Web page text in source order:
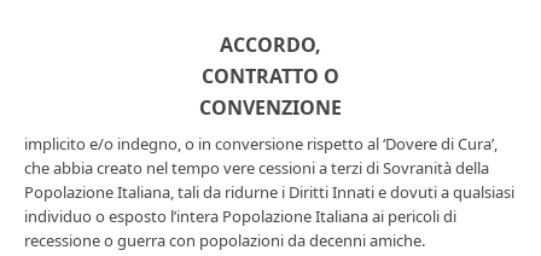
ACCORDO,
CONTRATTO O
CONVENZIONE
implicito e/o indegno,o in conversione rispetto al ‘Dovere di Cura’,
che abbia creato nel tempo vere cessioni a terzi diSovranità della
Popolazione Italiana, tali da ridurne i Diritti Innati e dovuti a qualsiasi
individuo o esposto l’intera Popolazione Italiana ai pericoli di
recessione o guerra con popolazioni da decenni amiche.